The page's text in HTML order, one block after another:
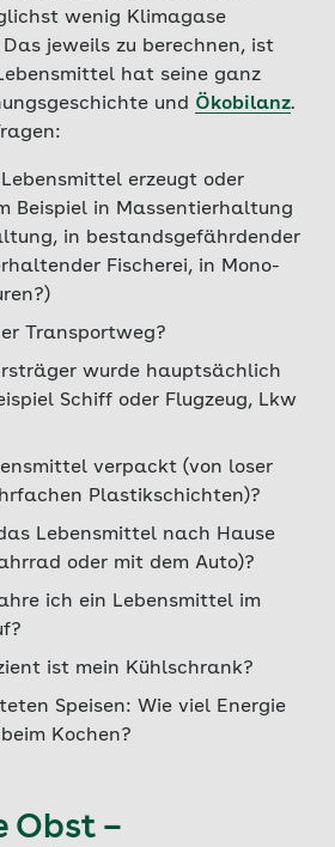
wenig Klimagase
jeweils zu berechnen, ist
hat seine ganz
und Ökobilanz.
erzeugt oder
Beispiel in Massentierhaltung
in bestandsgefährdender
Fischerei, in Mono-
Transportweg?
wurde hauptsächlich
Schiff oder Flugzeug, Lkw
verpackt (von loser
Plastikschichten)?
Lebensmittel nach Hause
oder mit dem Auto)?
ich ein Lebensmittel im
ist mein Kühlschrank?
Speisen: Wie viel Energie
Kochen?
Obst –